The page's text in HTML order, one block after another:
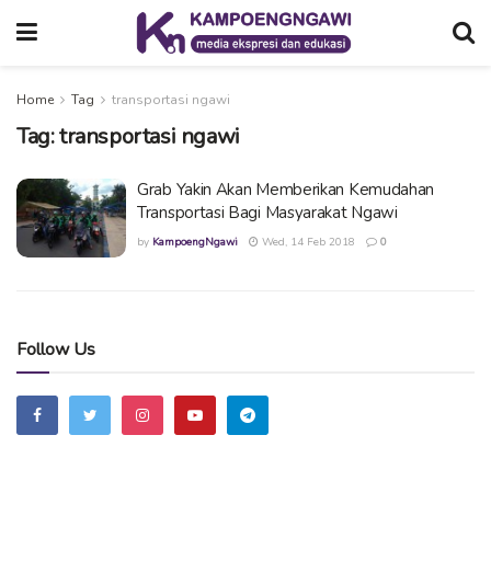
Home Tag transportasi ngawi
Tag:transportasi ngawi
Grab Yakin Akan Memberikan Kemudahan
Transportasi Bagi Masyarakat Ngawi
by KampoengNgawi Wed, 14 Feb 2018 0
Follow Us